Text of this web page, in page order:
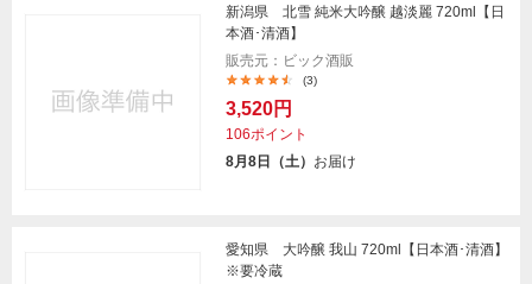
新潟県 北雪 純米大吟醸 越淡麗 720ml【日
本酒･清酒】
販売元：ビック酒販
(3)
3,520円
106ポイント
8月8日（土） お届け
愛知県 大吟醸 我山 720ml【日本酒･清酒】
※要冷蔵